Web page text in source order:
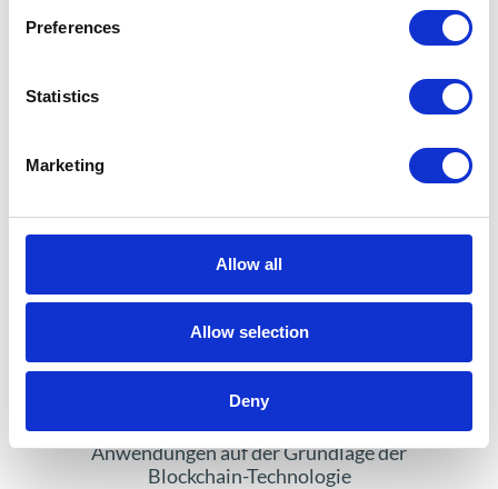
Preferences
Statistics
Marketing
Allow all
Allow selection
Deny
Entwicklung von individuellen
Anwendungen auf der Grundlage der
Blockchain-Technologie